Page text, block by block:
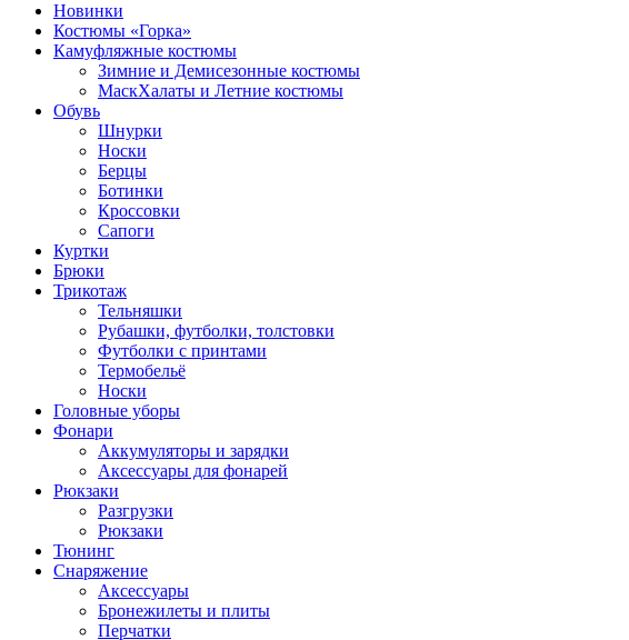
Новинки
Костюмы «Горка»
Камуфляжные костюмы
Зимние и Демисезонные костюмы
МаскХалаты и Летние костюмы
Обувь
Шнурки
Носки
Берцы
Ботинки
Кроссовки
Сапоги
Куртки
Брюки
Трикотаж
Тельняшки
Рубашки, футболки, толстовки
Футболки с принтами
Термобельё
Носки
Головные уборы
Фонари
Аккумуляторы и зарядки
Аксессуары для фонарей
Рюкзаки
Разгрузки
Рюкзаки
Тюнинг
Снаряжение
Аксессуары
Бронежилеты и плиты
Перчатки